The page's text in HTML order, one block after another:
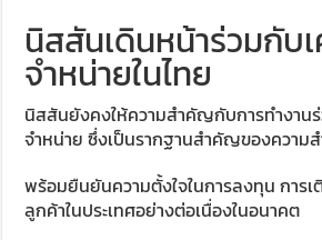
นิสสันเดินหน้าร่วมกับ
จำหน่ายในไทย
นิสสันยังคงให้ความสำคัญกับการทำงาน
จำหน่าย ซึ่งเป็นรากฐานสำคัญของความส
พร้อมยืนยันความตั้งใจในการลงทุน การเ
ลูกค้าในประเทศอย่างต่อเนื่องในอนาคต